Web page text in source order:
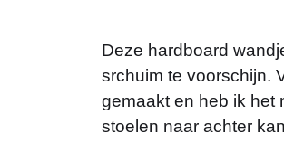
Deze hardboard
srchuim te voorschijn.
gemaakt en heb ik het
stoelen naar achter